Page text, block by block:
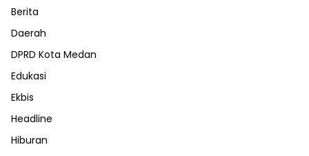
Berita
Daerah
DPRD Kota Medan
Edukasi
Ekbis
Headline
Hiburan